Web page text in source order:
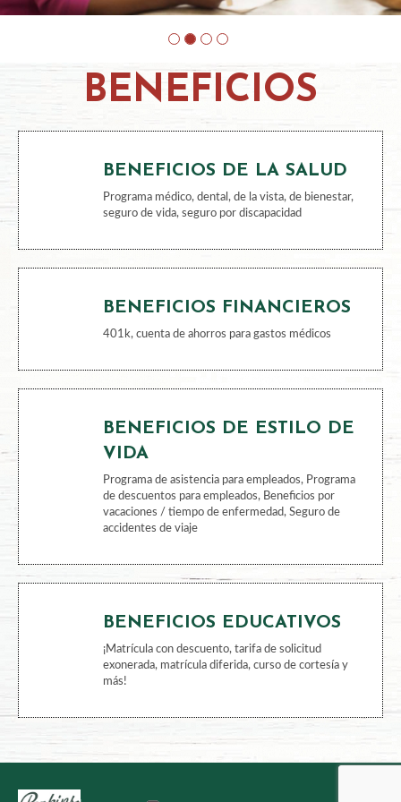
BENEFICIOS
BENEFICIOS DE LA SALUD
Programa médico, dental, de la vista, de bienestar,
BENEFICIOS FINANCIEROS
BENEFICIOS DE ESTILO DE
VIDA
Programa de asistencia para empleados, Programa
de descuentos para empleados, Beneficios por
vacaciones / tiempo de enfermedad, Seguro de
accidentes de viaje
BENEFICIOS EDUCATIVOS
exonerada, matrícula diferida, curso de cortesía y